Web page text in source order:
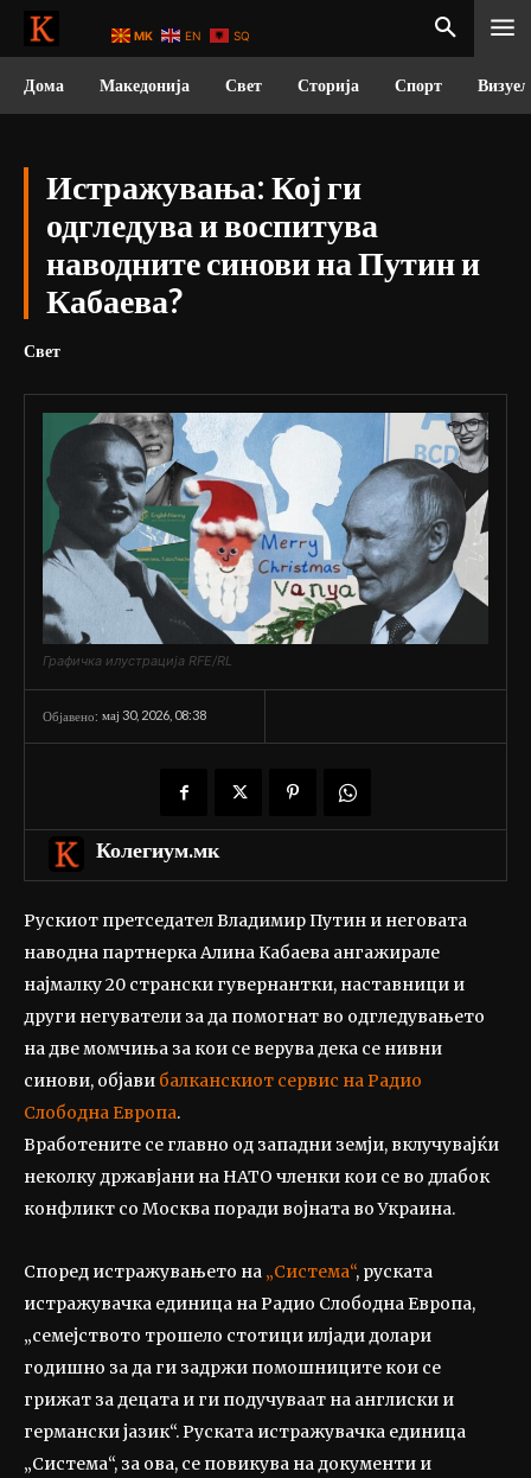
Дома Македонија Свет Сторија Спорт
Истражувања: Кој ги
одгледува и воспитува
наводните синови на Путин и
Кабаева?
Свет
Графичка илустрација RFE/RL
Објавено: мај 30, 2026, 08:38
Колегиум.мк
Рускиот претседател Владимир Путин и неговата
наводна партнерка Алина Кабаева ангажирале
најмалку 20 странски гувернантки, наставници и
други негуватели за да помогнат во одгледувањето
на две момчиња за кои се верува дека се нивни
синови, објави балканскиот сервис на Радио
Слободна Европа.
Вработените се главно од западни земји, вклучувајќи
неколку државјани на НАТО членки кои се во длабок
конфликт со Москва поради војната во Украина.
Според истражувањето на „Система“, руската
истражувачка единица на Радио Слободна Европа,
„семејството трошело стотици илјади долари
годишно за да ги задржи помошниците кои се
грижат за децата и ги подучуваат на англиски и
германски јазик“. Руската истражувачка единица
„Система“, за ова, се повикува на документи и
MK EN SQ